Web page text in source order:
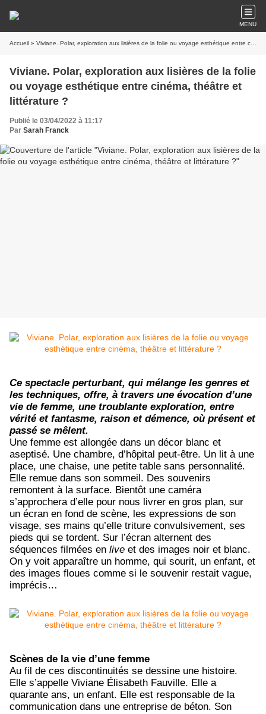
MENU
Accueil » Viviane. Polar, exploration aux lisières de la folie ou voyage esthétique entre cinéma, théâtre et littérature ?
Viviane. Polar, exploration aux lisières de la folie
ou voyage esthétique entre cinéma, théâtre et
littérature ?
Publié le 03/04/2022 à 11:17
Par Sarah Franck
Ce spectacle perturbant, qui mélange les genres et
les techniques, offre, à travers une évocation d’une
vie de femme, une troublante exploration, entre
vérité et fantasme, raison et démence, où présent et
passé se mêlent.
Une femme est allongée dans un décor blanc et
aseptisé. Une chambre, d’hôpital peut-être. Un lit à une
place, une chaise, une petite table sans personnalité.
Elle remue dans son sommeil. Des souvenirs
remontent à la surface. Bientôt une caméra
s’approchera d’elle pour nous livrer en gros plan, sur
un écran en fond de scène, les expressions de son
visage, ses mains qu’elle triture convulsivement, ses
pieds qui se tordent. Sur l’écran alternent des
séquences filmées en live et des images noir et blanc.
On y voit apparaître un homme, qui sourit, un enfant, et
des images floues comme si le souvenir restait vague,
imprécis…
Scènes de la vie d’une femme
Au fil de ces discontinuités se dessine une histoire.
Elle s’appelle Viviane Élisabeth Fauville. Elle a
quarante ans, un enfant. Elle est responsable de la
communication dans une entreprise de béton. Son